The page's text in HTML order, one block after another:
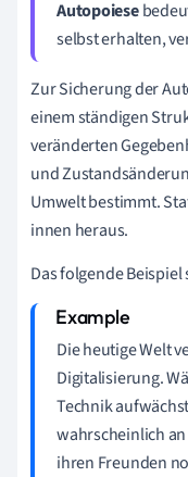
Autopoiese
selbst erhalten,
Zur Sicherung der
einem ständigen
veränderten
und
Umwelt bestimmt.
innen heraus.
Das folgende
Die heutige Welt
Digitalisierung.
Technik
wahrscheinlich
ihren Freunden